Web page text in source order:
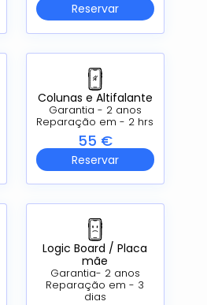
Reservar
Colunas e Altifalante
Garantia - 2 anos
Reparação em - 2 hrs
55 €
Reservar
Logic Board /Placa
mãe
Garantia- 2 anos
Reparação em - 3
dias